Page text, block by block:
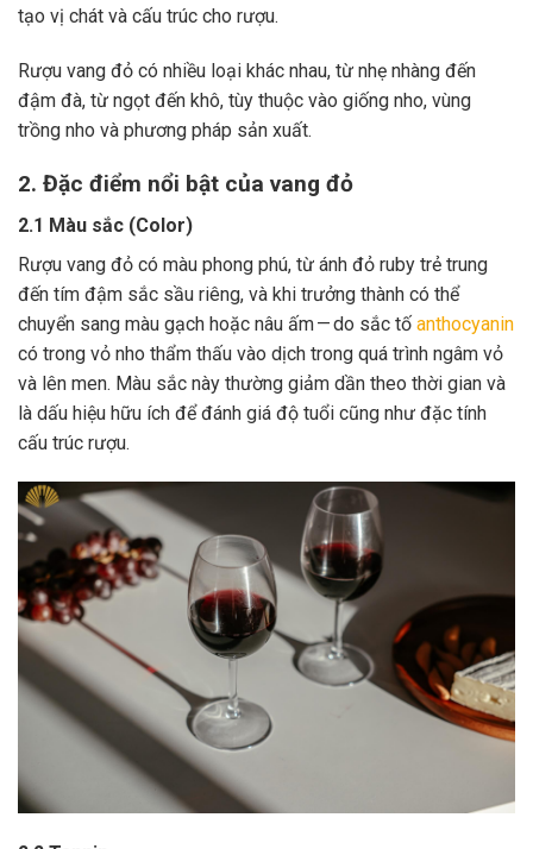
tạo vị chát và cấu trúc cho rượu.
Rượu vang đỏ có nhiều loại khác nhau, từ nhẹ nhàng đến
đậm đà, từ ngọt đến khô, tùy thuộc vào giống nho, vùng
trồng nho và phương pháp sản xuất.
2. Đặc điểm nổi bật của vang đỏ
2.1 Màu sắc (Color)
Rượu vang đỏ có màu phong phú, từ ánh đỏ ruby trẻ trung
đến tím đậm sắc sầu riêng, và khi trưởng thành có thể
chuyển sang màu gạch hoặc nâu ấm — do sắc tố anthocyanin
có trong vỏ nho thẩm thấu vào dịch trong quá trình ngâm vỏ
và lên men. Màu sắc này thường giảm dần theo thời gian và
là dấu hiệu hữu ích để đánh giá độ tuổi cũng như đặc tính
cấu trúc rượu.